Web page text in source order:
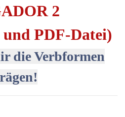
2
PDF-Datei)
die Verbformen